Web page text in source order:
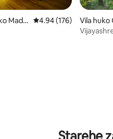
Madik Ukadiriaji wa wastani
4.94 (176)
Vila huko